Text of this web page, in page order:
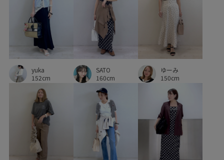
yuka
152cm
SATO
160cm
ゆーみ
150cm